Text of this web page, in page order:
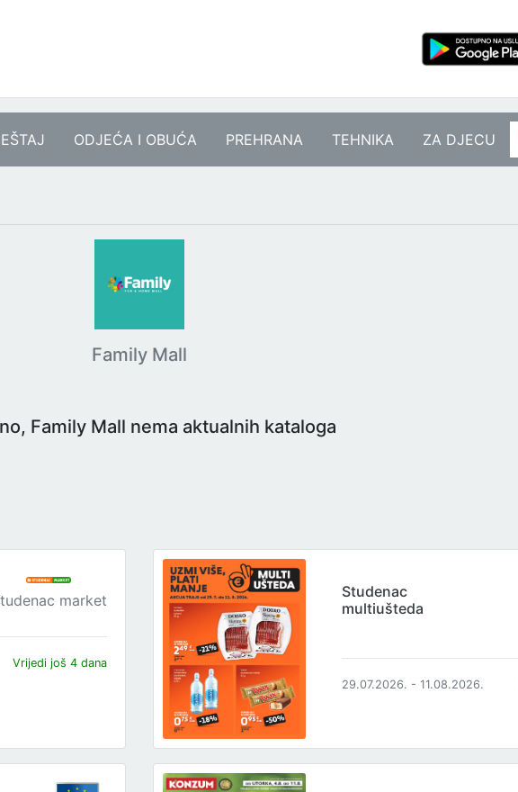
ODJEĆA I OBUĆA PREHRANA TEHNIKA ZA DJECU
Family Mall
Family Mall nema aktualnih kataloga
market
Vrijedi još 4 dana
Studenac
multiušteda
29.07.2026. - 11.08.2026.